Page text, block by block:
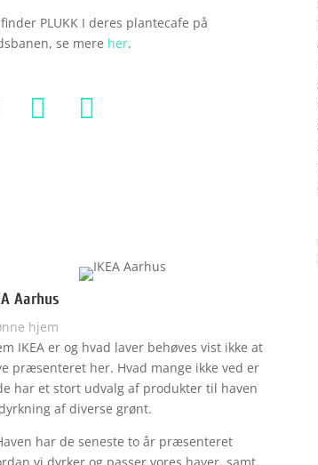
PLUKK I deres plantecafe på
se mere her.
 
Aarhus
hjem
IKEA er og hvad laver behøves vist ikke at
præsenteret her. Hvad mange ikke ved er
har et stort udvalg af produkter til haven
af diverse grønt.
har de seneste to år præsenteret